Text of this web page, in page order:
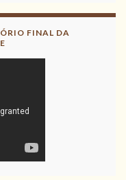
FINAL DA